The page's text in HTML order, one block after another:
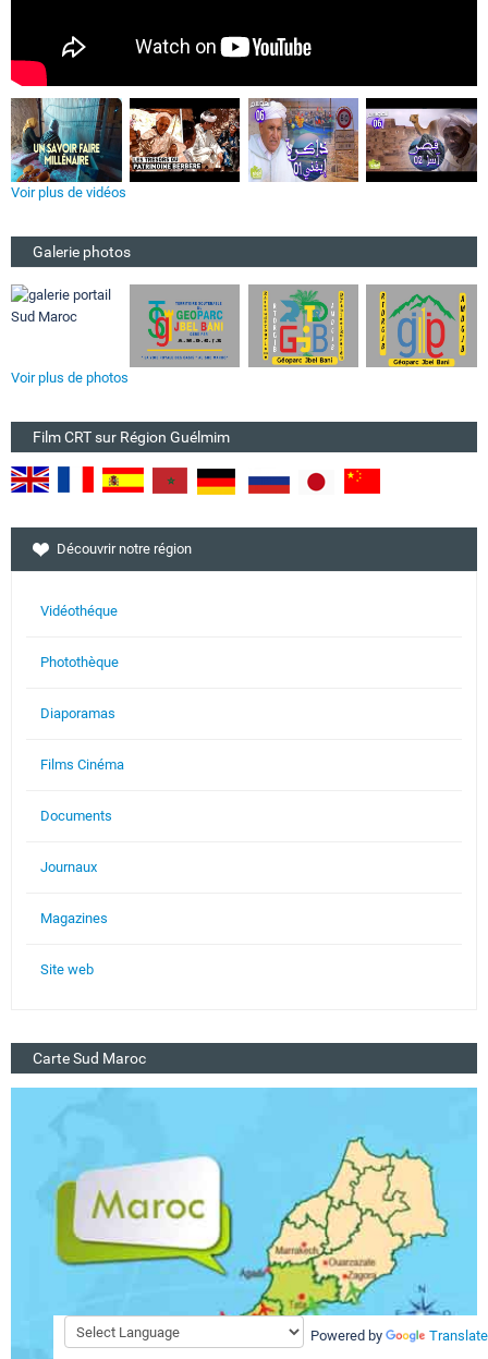
Voir plus de vidéos
Galerie photos
Voir plus de photos
Film CRT sur Région Guélmim
Découvrir notre région
Vidéothéque
Photothèque
Diaporamas
Films Cinéma
Documents
Journaux
Magazines
Site web
Carte Sud Maroc
Powered by Translate